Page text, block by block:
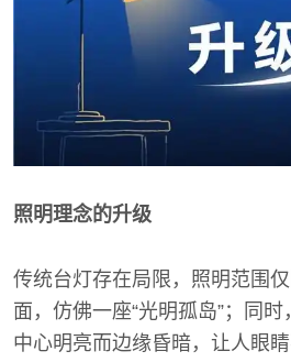
照明理念的升级
传统台灯存在局限，照明范围
面，仿佛一座“光明孤岛”；同时
中心明亮而边缘昏暗，让人眼